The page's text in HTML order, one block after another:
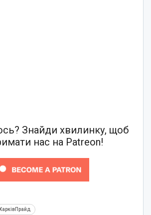
Знайди хвилинку, щоб
нас на Patreon!